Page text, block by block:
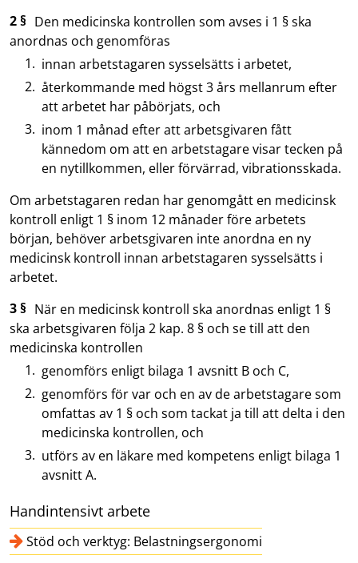
2 § Den medicinska kontrollen som avses i 1 § ska
anordnas och genomföras
innan arbetstagaren sysselsätts i arbetet,
återkommande med högst 3 års mellanrum efter
att arbetet har påbörjats, och
inom 1 månad efter att arbetsgivaren fått
kännedom om att en arbetstagare visar tecken på
en nytillkommen, eller förvärrad, vibrationsskada.
Om arbetstagaren redan har genomgått en medicinsk
kontroll enligt 1 § inom 12 månader före arbetets
början, behöver arbetsgivaren inte anordna en ny
medicinsk kontroll innan arbetstagaren sysselsätts i
arbetet.
3 § När en medicinsk kontroll ska anordnas enligt 1 §
ska arbetsgivaren följa 2 kap. 8 § och se till att den
medicinska kontrollen
genomförs enligt bilaga 1 avsnitt B och C,
genomförs för var och en av de arbetstagare som
omfattas av 1 § och som tackat ja till att delta i den
medicinska kontrollen, och
utförs av en läkare med kompetens enligt bilaga 1
avsnitt A.
Handintensivt arbete
Stöd och verktyg: Belastningsergonomi